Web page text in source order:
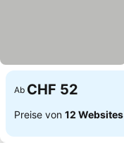
Ab CHF 52
Preise von 12 Websites